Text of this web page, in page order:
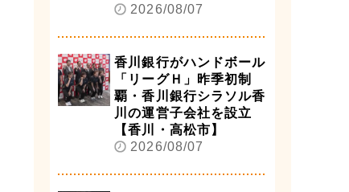
2026/08/07
香川銀行がハンドボール
「リーグＨ」昨季初制
覇・香川銀行シラソル香
川の運営子会社を設立
【香川・高松市】
2026/08/07